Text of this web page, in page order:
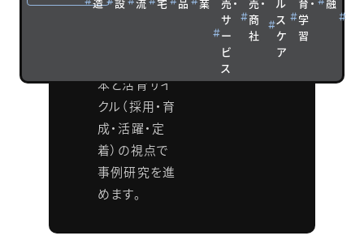
サ
ー
ビ
ス
商
社
ス
ケ
ア
学
習
本と活育サイ
クル（採用・育
成・活躍・定
着）の視点で
事例研究を進
めます。